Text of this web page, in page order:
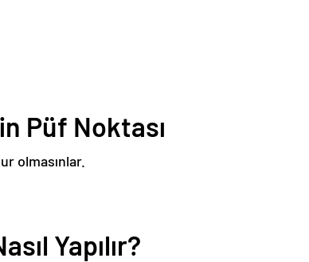
Püf Noktası
olmasınlar.
Yapılır?